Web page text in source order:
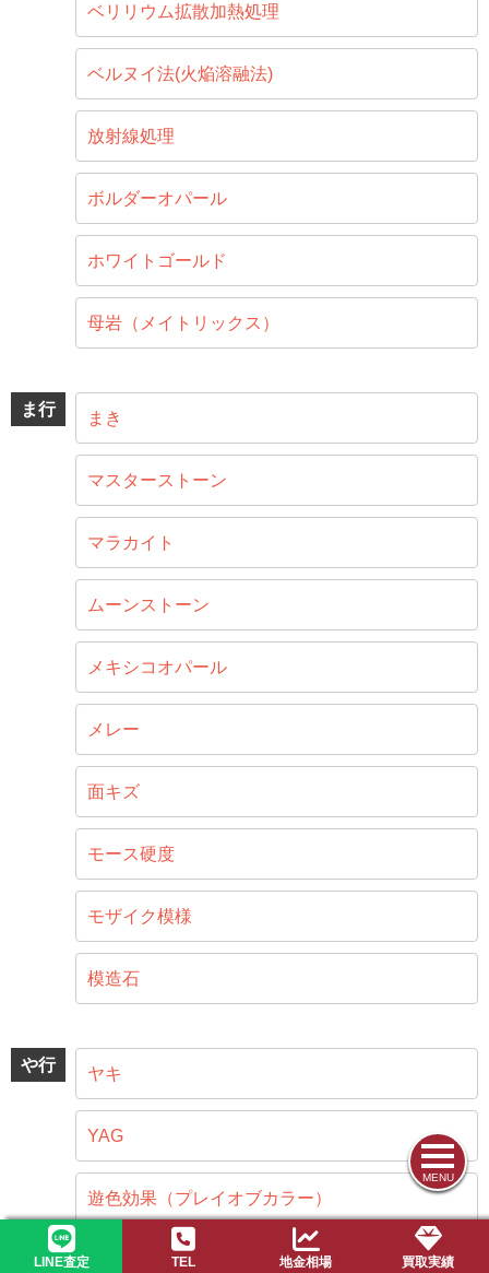
MENU
LINE査定 TEL 地金相場 買取実績
ベリリウム拡散加熱処理
ベルヌイ法(火焔溶融法)
放射線処理
ボルダーオパール
ホワイトゴールド
母岩（メイトリックス）
ま行 まき
マスターストーン
マラカイト
ムーンストーン
メキシコオパール
メレー
面キズ
モース硬度
モザイク模様
模造石
や行 ヤキ
YAG
遊色効果（プレイオブカラー）
4C